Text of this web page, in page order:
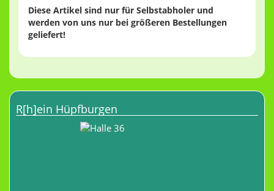
Diese Artikel sind nur für Selbstabholer und
werden von uns nur bei größeren Bestellungen
geliefert!
R[h]ein Hüpfburgen